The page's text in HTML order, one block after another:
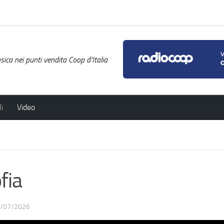
nei punti vendita Coop d'Italia
Video
07/2026